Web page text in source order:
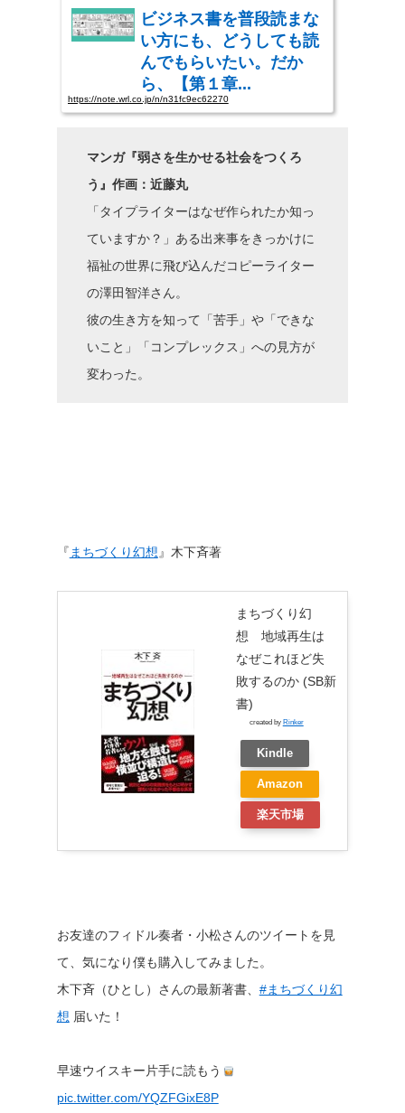
ビジネス書を普段読まな
い方にも、どうしても読
んでもらいたい。だか
ら、【第１章...
https://note.wrl.co.jp/n/n31fc9ec62270
ビジネス書を普段読まない方にも、この本をどうしても読んでもらいたい。そ
す。マンガで興味を持っていただけましたら、書籍の方もお近くの書店やAmaz
かせる社会をつくろう(ライツ社)www.amazon.co.jp 1,870円(2021年03月03日 04:5
7時点詳しくはこちら) Amazon.co.jpで購入する
マンガ『弱さを生かせる社会をつくろ
う』作画：近藤丸
「タイプライターはなぜ作られたか知っ
ていますか？」ある出来事をきっかけに
福祉の世界に飛び込んだコピーライター
の澤田智洋さん。
彼の生き方を知って「苦手」や「できな
いこと」「コンプレックス」への見方が
変わった。
『まちづくり幻想』木下斉著
まちづくり幻
想 地域再生は
なぜこれほど失
敗するのか (SB新
書)
created by Rinker
Kindle
Amazon
楽天市場
お友達のフィドル奏者・小松さんのツイートを見
て、気になり僕も購入してみました。
木下斉（ひとし）さんの最新著書、 #まちづくり幻
想 届いた！
早速ウイスキー片手に読もう
pic.twitter.com/YQZFGixE8P